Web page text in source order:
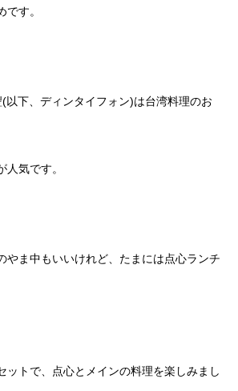
です。
以下、ディンタイフォン)は台湾料理のお
人気です。
やま中もいいけれど、たまには点心ランチ
ットで、点心とメインの料理を楽しみまし